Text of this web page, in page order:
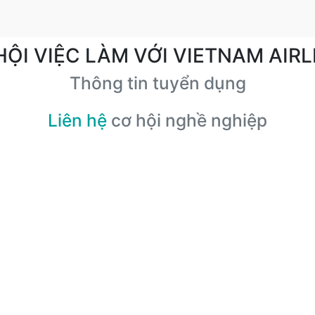
VIỆC LÀM VỚI VIETNAM
Thông tin tuyển dụng
Liên hệ cơ hội nghề nghiệp